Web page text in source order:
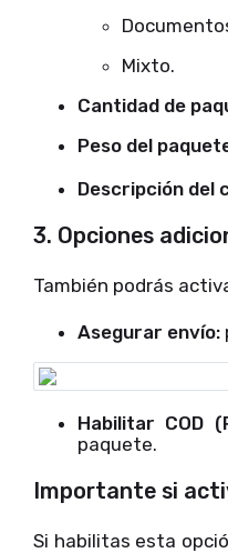
Mixto.
Cantidad de
Peso del
Descripción del
3. Opciones
También podrás
Asegurar envío:
Habilitar COD
paquete.
Importante si
Si habilitas esta